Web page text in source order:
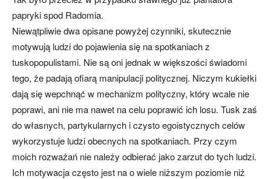
papryki spod Radomia.
Niewątpliwie dwa opisane powyżej czynniki, skutecznie
motywują ludzi do pojawienia się na spotkaniach z
tuskopopulistami. Nie są oni jednak w większości świadomi
tego, że padają ofiarą manipulacji politycznej. Niczym kukiełki
dają się wepchnąć w mechanizm polityczny, który wcale nie
poprawi, ani nie ma nawet na celu poprawić ich losu. Tusk zaś
do własnych, partykularnych i czysto egoistycznych celów
wykorzystuje ludzi obecnych na spotkaniach. Przy czym
moich rozważań nie należy odbierać jako zarzut do tych ludzi.
Ich motywacja często jest na o wiele niższym poziomie niż